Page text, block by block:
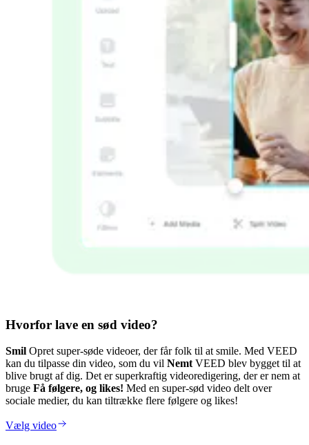
Hvorfor lave en sød video?
Smil Opret super-søde videoer, der får folk til at smile. Med VEED
kan du tilpasse din video, som du vil Nemt VEED blev bygget til at
blive brugt af dig. Det er superkraftig videoredigering, der er nem at
bruge Få følgere, og likes! Med en super-sød video delt over
sociale medier, du kan tiltrække flere følgere og likes!
Vælg video